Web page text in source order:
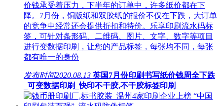
价钱承受着压力，下半年的订单中，许多纸价都在下
降。7月份，铜版纸和双胶纸的报价不仅在下跌，大订单
的竞争中经常还会提供折扣和特价。乐享印刷流水码标
签，可针对条形码、二维码、图片、文字、数字等项目
进行变数据印刷，让您的产品标签，每张均不同，每张
都有唯一的身份
发布时间2020.08.13 英国7月份印刷书写纸价钱周全下跌
_可变数据印刷_快印不干胶,不干胶标签印刷